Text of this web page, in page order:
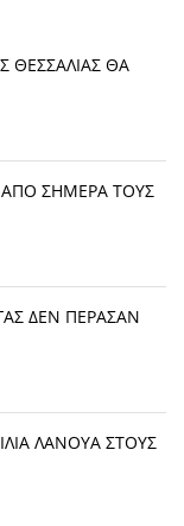
ΘΕΣΣΑΛΙΑΣ ΘΑ
ΣΗΜΕΡΑ ΤΟΥΣ
ΔΕΝ ΠΕΡΑΣΑΝ
ΛΑΝΟΥΑ ΣΤΟΥΣ